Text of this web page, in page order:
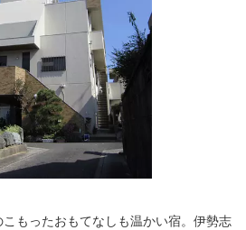
もったおもてなしも温かい宿。伊勢志